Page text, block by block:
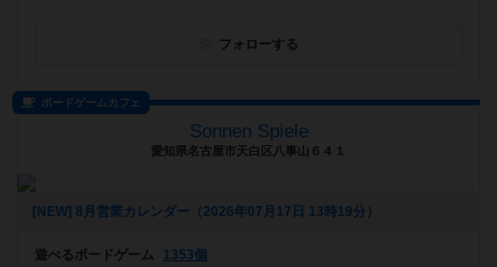
フォローする
ボードゲームカフェ
Sonnen Spiele
愛知県名古屋市天白区八事山６４１
[NEW] 8月営業カレンダー（2026年07月17日 13時19分）
遊べるボードゲーム
1353個